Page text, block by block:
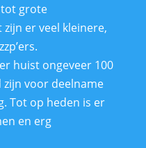
tot grote
er veel kleinere,
huist ongeveer 100
voor deelname
Tot op heden is er
en erg